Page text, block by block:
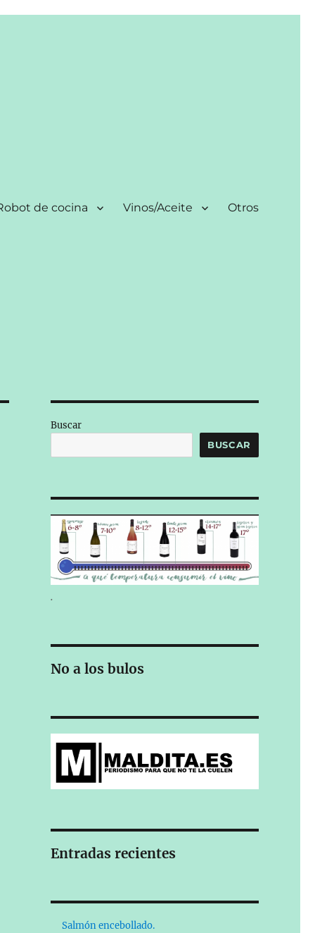
de cocina Vinos/Aceite Otros
Buscar
BUSCAR
.
No a los bulos
Entradas recientes
Salmón encebollado.